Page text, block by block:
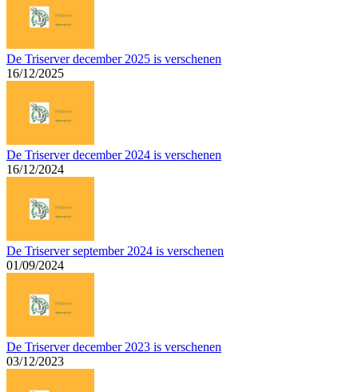
De Triserver december 2025 is verschenen
16/12/2025
De Triserver december 2024 is verschenen
16/12/2024
De Triserver september 2024 is verschenen
01/09/2024
De Triserver december 2023 is verschenen
03/12/2023